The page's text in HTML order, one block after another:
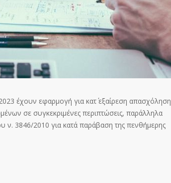
έχουν εφαρμογή για κατ΄ εξαίρεση απασχόληση
σε συγκεκριμένες περιπτώσεις, παράλληλα
ν. 3846/2010 για κατά παράβαση της πενθήμερης